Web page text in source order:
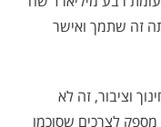
זה שתמך ואישר
וציבור, זה לא
מספק לצרכים שסוכמו